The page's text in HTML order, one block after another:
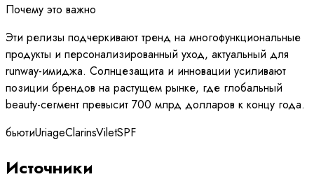
Почему это важно
Эти релизы подчеркивают тренд на многофункциональные
продукты и персонализированный уход, актуальный для
runway-имиджа. Солнцезащита и инновации усиливают
позиции брендов на растущем рынке, где глобальный
beauty-сегмент превысит 700 млрд долларов к концу года.
бьютиUriageClarinsViletSPF
Источники